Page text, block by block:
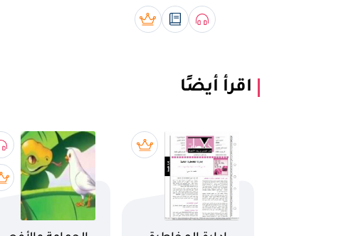
صوتي bookرقمي bookبريميوم book
اقرأ أيضًا